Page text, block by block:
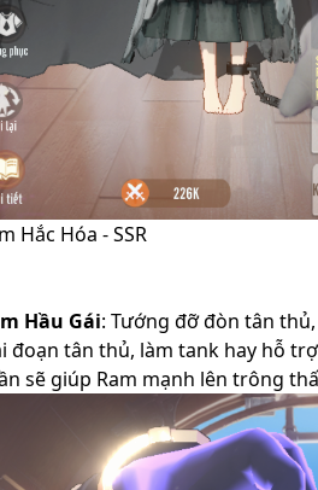
Hắc Hóa - SSR
Hầu Gái: Tướng đỡ đòn tân
đoạn tân thủ, làm tank hay hỗ
sẽ giúp Ram mạnh lên trông